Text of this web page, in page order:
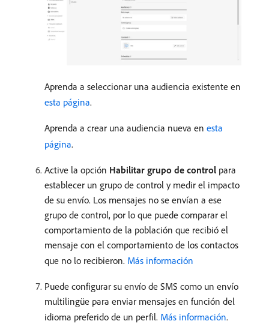
Aprenda a seleccionar una audiencia existente en
esta página.
Aprenda a crear una audiencia nueva en esta
página.
Active la opción Habilitar grupo de control para
establecer un grupo de control y medir el impacto
de su envío. Los mensajes no se envían a ese
grupo de control, por lo que puede comparar el
comportamiento de la población que recibió el
mensaje con el comportamiento de los contactos
que no lo recibieron. Más información
Puede configurar su envío de SMS como un envío
multilingüe para enviar mensajes en función del
idioma preferido de un perfil. Más información.